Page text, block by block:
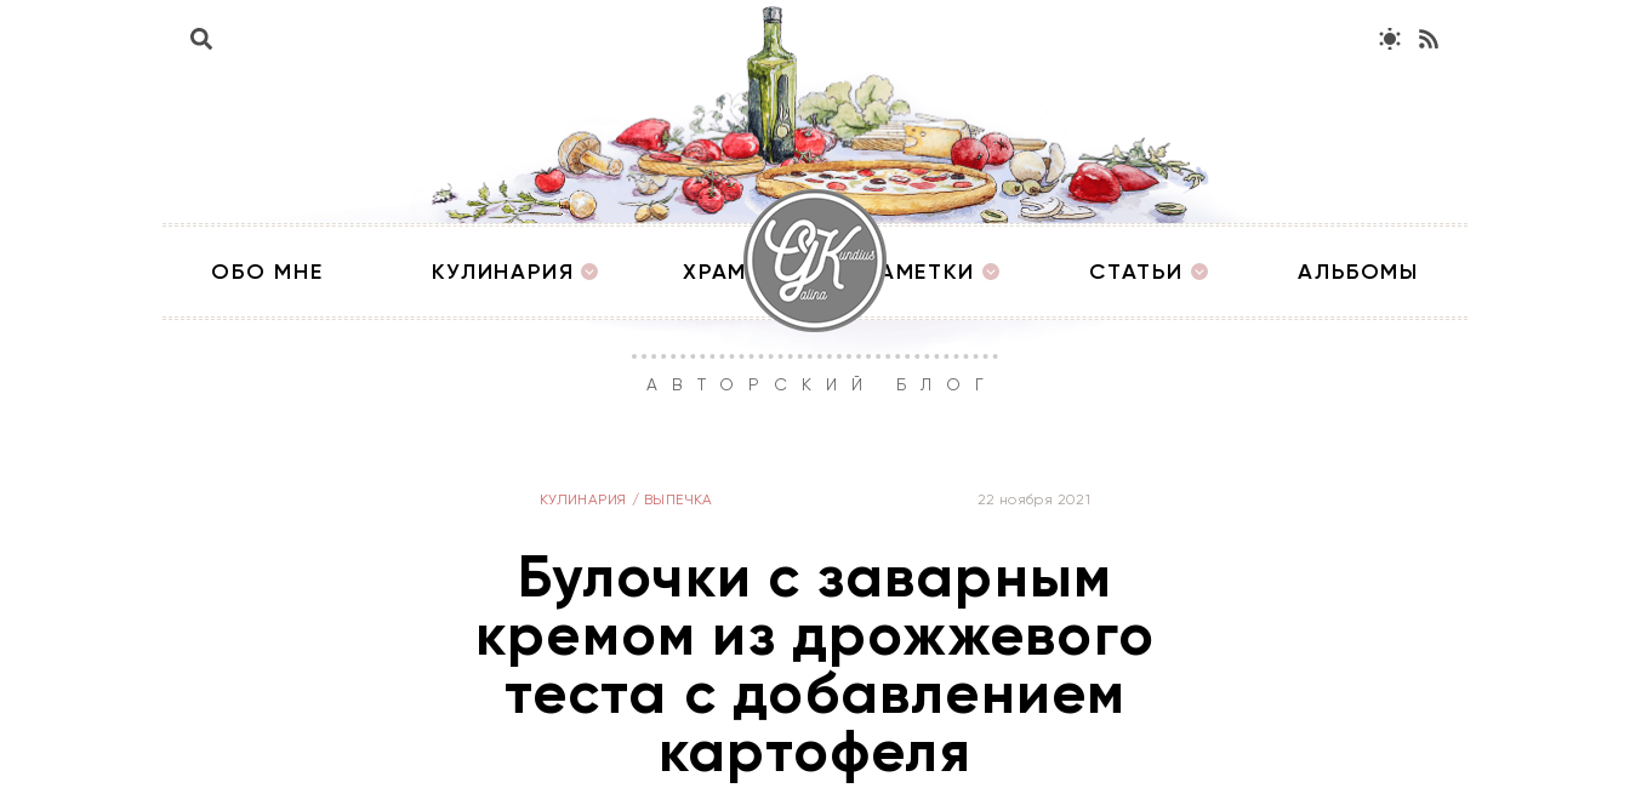
ОБО МНЕ КУЛИНАРИЯ ХРАМЫ ЗАМЕТКИ СТАТЬИ АЛЬБОМЫ
АВТОРСКИЙ БЛОГ
КУЛИНАРИЯ / ВЫПЕЧКА 22 ноября 2021
Булочки с заварным
кремом из дрожжевого
теста с добавлением
картофеля